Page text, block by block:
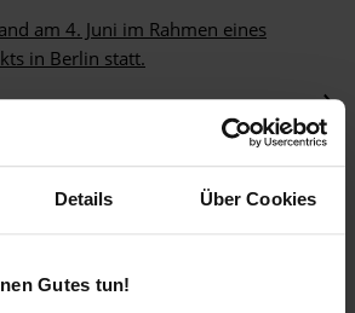
Details Über Cookies
Gutes tun!
am 4. Juni im Rahmen eines
in Berlin statt.